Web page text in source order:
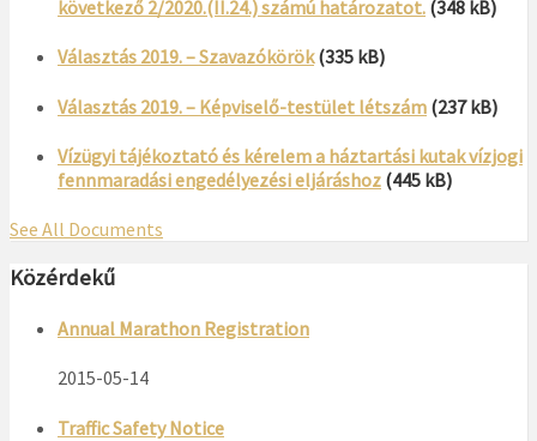
következő 2/2020.(II.24.) számú határozatot. (348 kB)
Választás 2019. – Szavazókörök (335 kB)
Választás 2019. – Képviselő-testület létszám (237 kB)
Vízügyi tájékoztató és kérelem a háztartási kutak vízjogi
fennmaradási engedélyezési eljáráshoz (445 kB)
See All Documents
Közérdekű
Annual Marathon Registration
2015-05-14
Traffic Safety Notice